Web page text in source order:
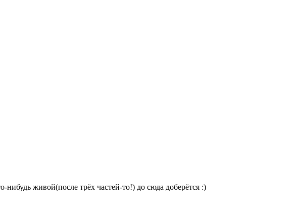
живой(после трёх частей-то!) до сюда доберётся :)